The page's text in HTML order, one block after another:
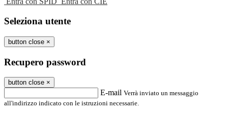
Seleziona utente
button close ×
Recupero password
button close ×
E-mail Verrà inviato un messaggio
all'indirizzo indicato con le istruzioni necessarie.